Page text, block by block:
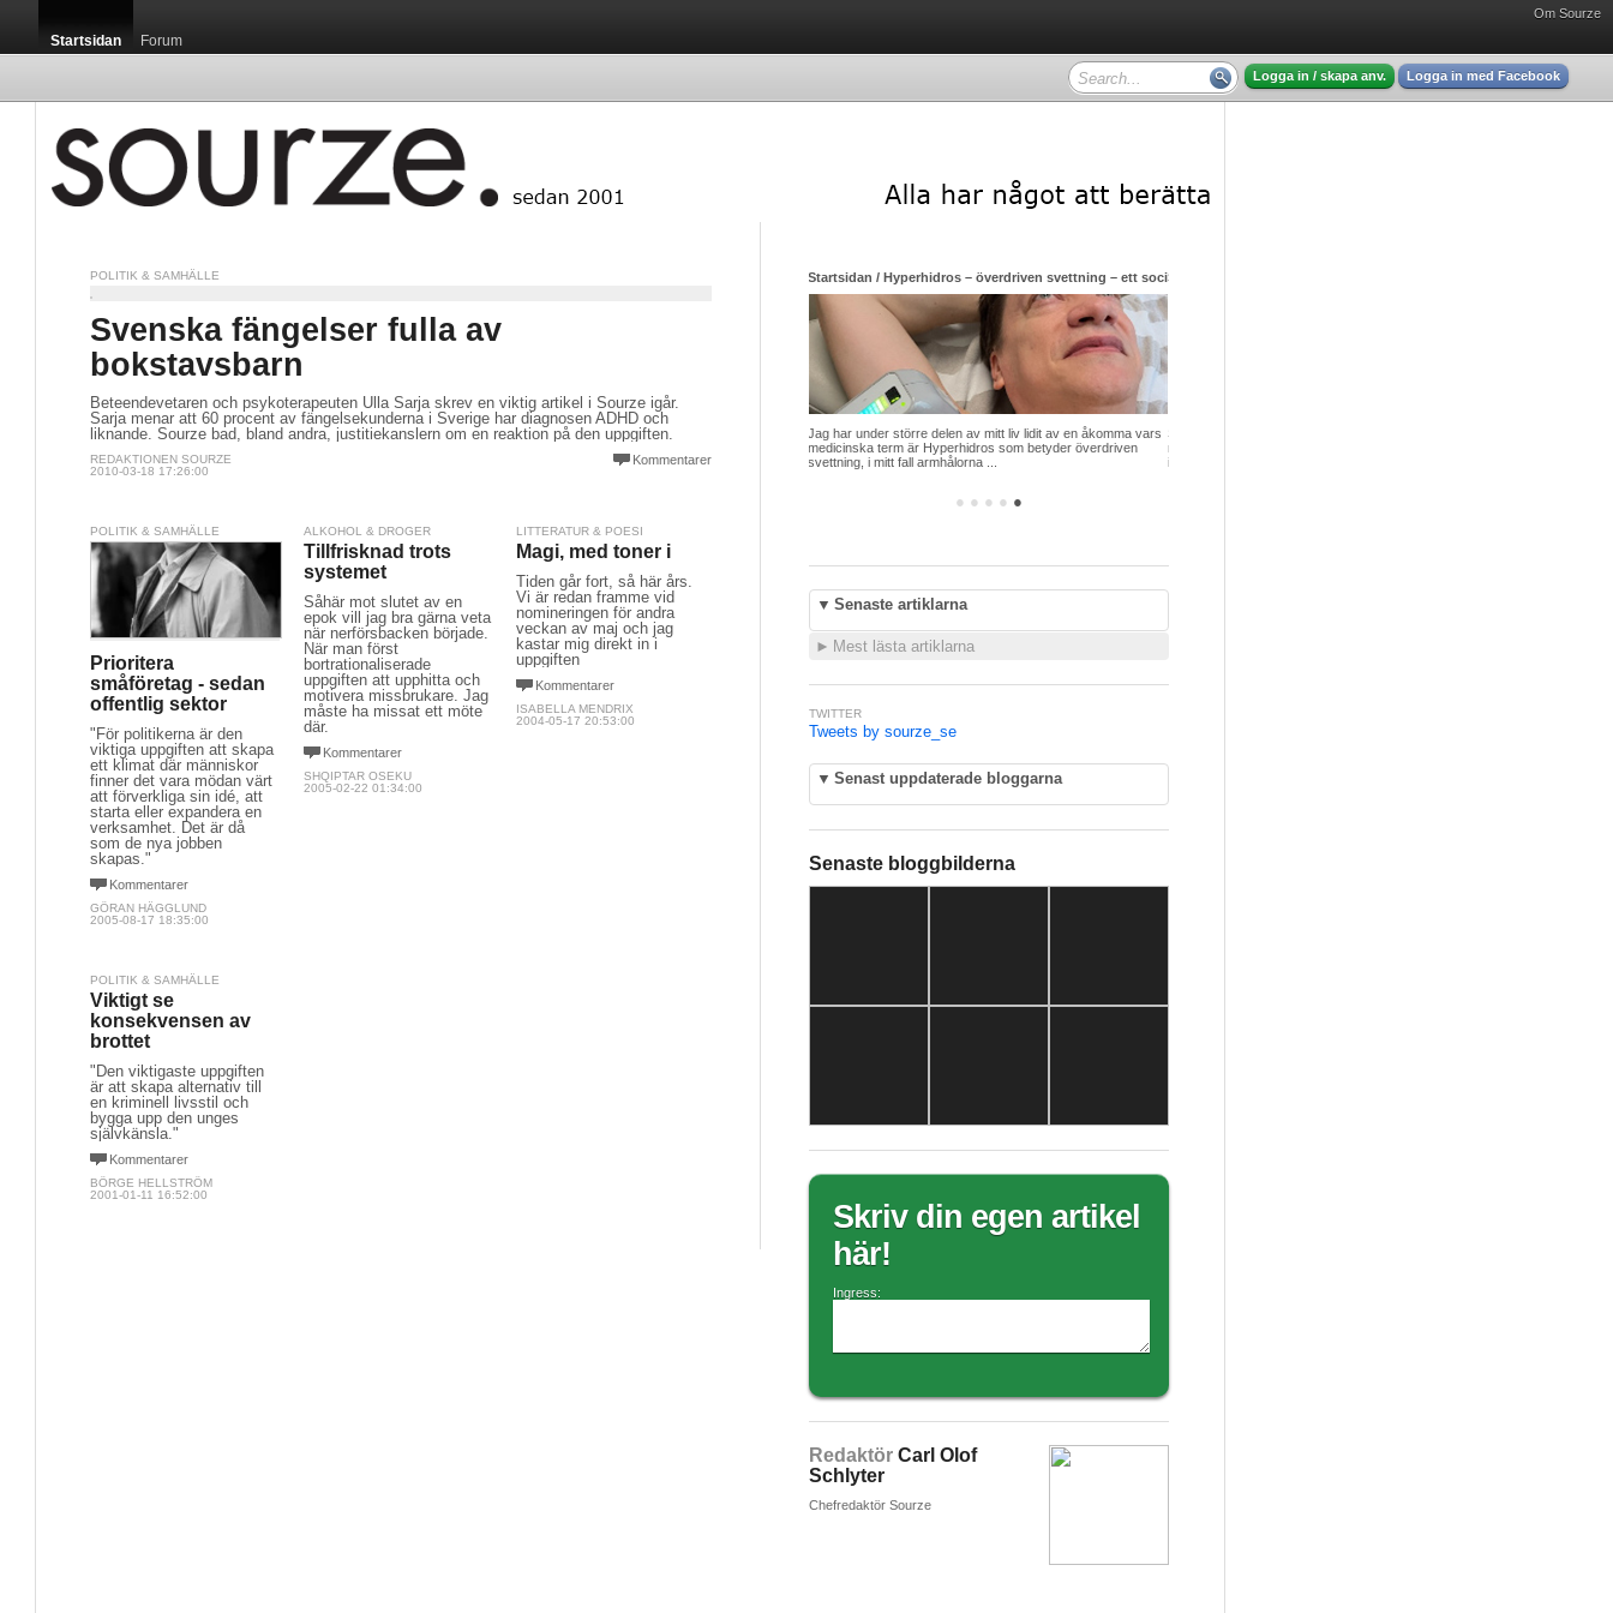
Om Sourze
Startsidan Forum
Logga in / skapa anv. Logga in med Facebook
POLITIK & SAMHÄLLE
Svenska fängelser fulla av
bokstavsbarn
Beteendevetaren och psykoterapeuten Ulla Sarja skrev en viktig artikel i Sourze igår.
Sarja menar att 60 procent av fängelsekunderna i Sverige har diagnosen ADHD och
liknande. Sourze bad, bland andra, justitiekanslern om en reaktion på den uppgiften.
Kommentarer
REDAKTIONEN SOURZE
2010-03-18 17:26:00
POLITIK & SAMHÄLLE
Prioritera
småföretag - sedan
offentlig sektor
"För politikerna är den
viktiga uppgiften att skapa
ett klimat där människor
finner det vara mödan värt
att förverkliga sin idé, att
starta eller expandera en
verksamhet. Det är då
som de nya jobben
skapas."
Kommentarer
GÖRAN HÄGGLUND
2005-08-17 18:35:00
ALKOHOL & DROGER
Tillfrisknad trots
systemet
Såhär mot slutet av en
epok vill jag bra gärna veta
när nerförsbacken började.
När man först
bortrationaliserade
uppgiften att upphitta och
motivera missbrukare. Jag
måste ha missat ett möte
där.
Kommentarer
SHQIPTAR OSEKU
2005-02-22 01:34:00
LITTERATUR & POESI
Magi, med toner i
Tiden går fort, så här års.
Vi är redan framme vid
nomineringen för andra
veckan av maj och jag
kastar mig direkt in i
uppgiften
Kommentarer
ISABELLA MENDRIX
2004-05-17 20:53:00
POLITIK & SAMHÄLLE
Viktigt se
konsekvensen av
brottet
"Den viktigaste uppgiften
är att skapa alternativ till
en kriminell livsstil och
bygga upp den unges
självkänsla."
Kommentarer
BÖRGE HELLSTRÖM
2001-01-11 16:52:00
● ● ● ● ●
Startsidan / Hyperhidros – överdriven svettning – ett socialt gissel men hjälp finns att få
Jag har under större delen av mitt liv lidit av en åkomma vars
svettning, i mitt fall armhålorna ...
Startsidan / Praktverk om arkitektikonen Gunnar Asplund - mycket intressant läsning
Stockholmsarkitekten Gunnar Asplund verkade under en tid
när välfärdssamhället Sverige växte fram och vars verk vi än
idag fortfarande kan såväl verka ...
▼ Senaste artiklarna
► Mest lästa artiklarna
TWITTER
Tweets by sourze_se
▼ Senast uppdaterade bloggarna
Senaste bloggbilderna
Skriv din egen artikel
här!
Ingress:
Redaktör Carl Olof
Schlyter
Chefredaktör Sourze